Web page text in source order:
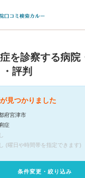
を診察する病院
評判
見つかりました
府宮津市
症
(曜日や時間帯を指定できます)
条件変更・絞り込み